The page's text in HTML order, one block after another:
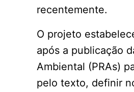
recentemente.
O projeto
após a publicação
Ambiental (PRAs)
pelo texto, definir